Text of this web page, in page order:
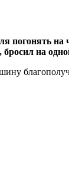
погонять
бросил на